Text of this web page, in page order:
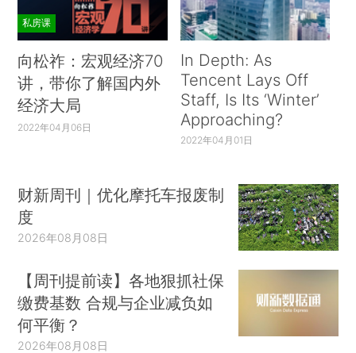
私房课
向松祚：宏观经济70
讲，带你了解国内外
经济大局
2022年04月06日
In Depth: As
Tencent Lays Off
Staff, Is Its ‘Winter’
Approaching?
2022年04月01日
财新周刊｜优化摩托车报废制
度
2026年08月08日
【周刊提前读】各地狠抓社保
缴费基数 合规与企业减负如
何平衡？
2026年08月08日